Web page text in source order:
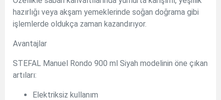
hazırlığı veya akşam yemeklerinde soğan doğrama gibi
işlemlerde oldukça zaman kazandırıyor.
Avantajlar
STEFAL Manuel Rondo 900 ml Siyah modelinin öne çıkan
artıları:
Elektriksiz kullanım